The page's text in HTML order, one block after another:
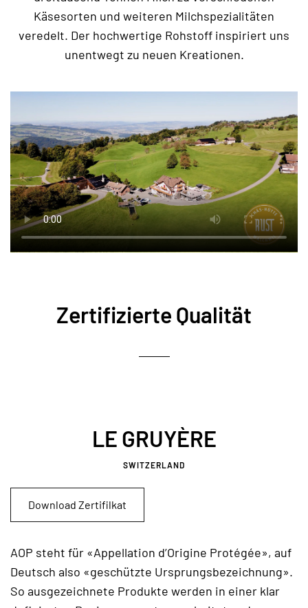
Käsesorten und weiteren Milchspezialitäten
veredelt. Der hochwertige Rohstoff inspiriert uns
unentwegt zu neuen Kreationen.
Zertifizierte Qualität
LE GRUYÈRE
SWITZERLAND
Download Zertifilkat
AOP steht für «Appellation d’Origine Protégée», auf
Deutsch also «geschützte Ursprungsbezeichnung».
So ausgezeichnete Produkte werden in einer klar